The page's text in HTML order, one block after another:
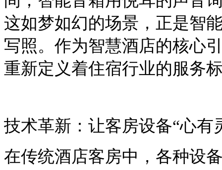
这如梦如幻的场景，正是智
写照。作为智慧酒店的核心
重新定义着住宿行业的服务
技术革新：让客房设备“心有
在传统酒店客房中，各种设